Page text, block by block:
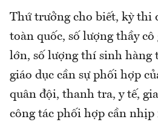
Thứ trưởng cho biết, kỳ thi
toàn quốc, số lượng thầy
lớn, số lượng thí sinh hàng
giáo dục cần sự phối hợp
quân đội, thanh tra, y tế,
công tác phối hợp cần